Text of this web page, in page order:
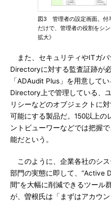
図3 管理者の設定画面。付
だけで、管理者の役割をシ
拡大》
また、セキュリティやITガ
Directoryに対する監査証跡が
「ADAudit Plus」を用意して
Directory上で管理している、
リシーなどのオブジェクトに
可能にする製品だ。150以上
ントビューワーなどでは把握
能だという。
このように、企業各社のシ
部門の実態に即して、“Active
間”を大幅に削減できるツール
が、曽根氏は「まずはアカウ